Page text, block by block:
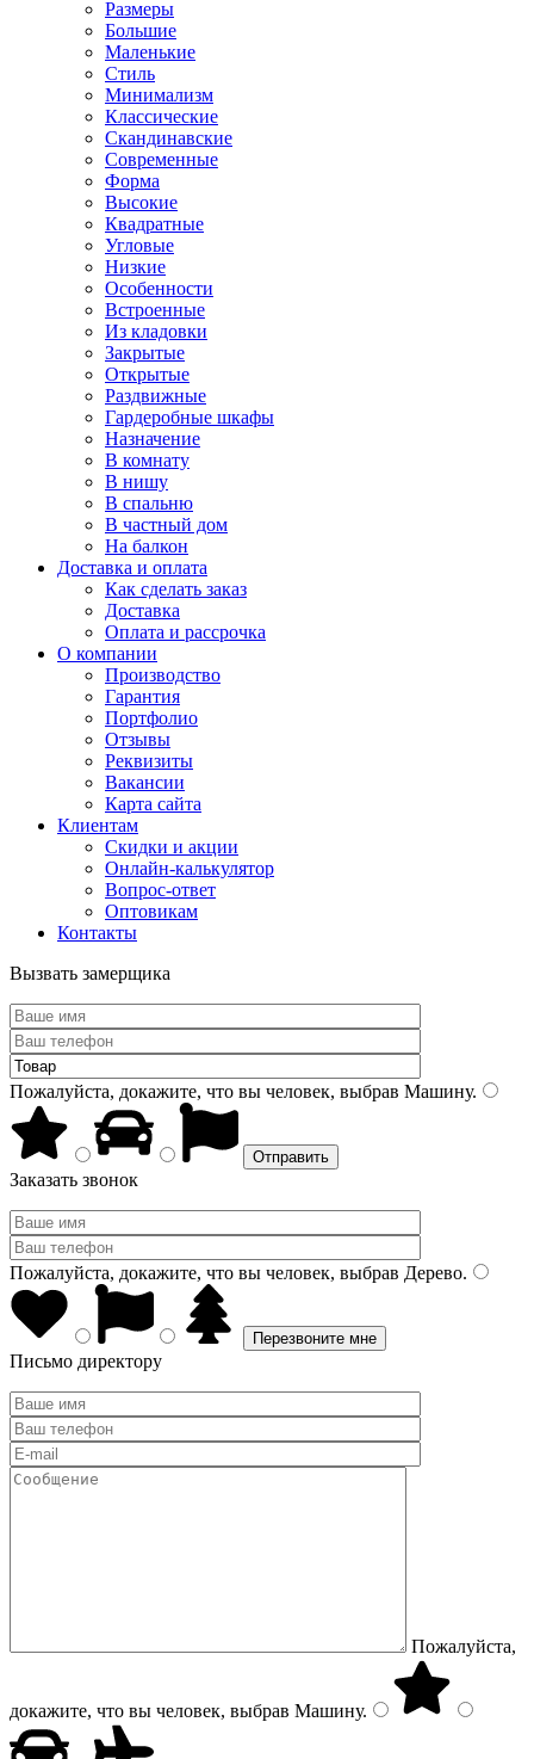
Размеры
Большие
Маленькие
Стиль
Минимализм
Классические
Скандинавские
Современные
Форма
Высокие
Квадратные
Угловые
Низкие
Особенности
Встроенные
Из кладовки
Закрытые
Открытые
Раздвижные
Гардеробные шкафы
Назначение
В комнату
В нишу
В спальню
В частный дом
На балкон
Доставка и оплата
Как сделать заказ
Доставка
Оплата и рассрочка
О компании
Производство
Гарантия
Портфолио
Отзывы
Реквизиты
Вакансии
Карта сайта
Клиентам
Скидки и акции
Онлайн-калькулятор
Вопрос-ответ
Оптовикам
Контакты
Вызвать замерщика
Пожалуйста, докажите, что вы человек, выбрав Машину.
Заказать звонок
Пожалуйста, докажите, что вы человек, выбрав Дерево.
Письмо директору
Пожалуйста,
докажите, что вы человек, выбрав Машину.